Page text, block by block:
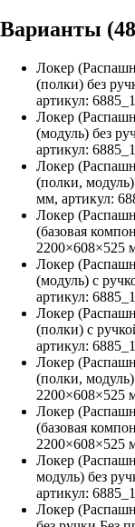
Варианты (48
Локер
(полки) без
артикул:
Локер
(модуль) без
артикул:
Локер
(полки,
мм, артикул:
Локер
(базовая
2200×608×525
Локер
(модуль) с
артикул:
Локер
(полки) с
артикул:
Локер
(полки,
2200×608×525
Локер
(базовая
2200×608×525
Локер
модуль) без
артикул:
Локер